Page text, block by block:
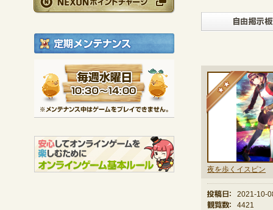
毎週水曜日 10:30
※メンテナンス中は
夜を歩くイスピン
★★
投稿日：
2021-10-
観覧数：
4421